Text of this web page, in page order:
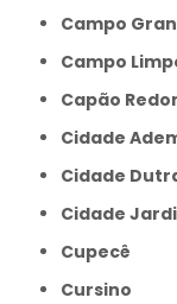
Campo
Campo
Capão
Cidade
Cidade
Cidade
Cupecê
Cursino